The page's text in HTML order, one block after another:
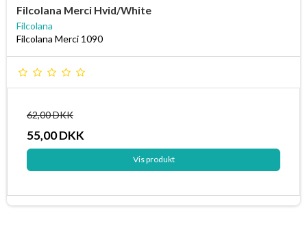
Filcolana Merci Hvid/White
Filcolana
Filcolana Merci 1090
62,00 DKK
55,00 DKK
Vis produkt